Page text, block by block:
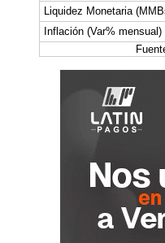
Liquidez Monetaria
Inflación (Var% mensual)